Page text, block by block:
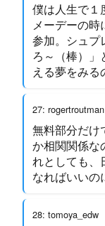
僕は人生で１
メーデーの
参加。シュプ
ろ～（棒）」
える夢をみる
27: rogertroutman
無料部分だけ
か相関関係な
れとしても、
なればいいの
28: tomoya_edw